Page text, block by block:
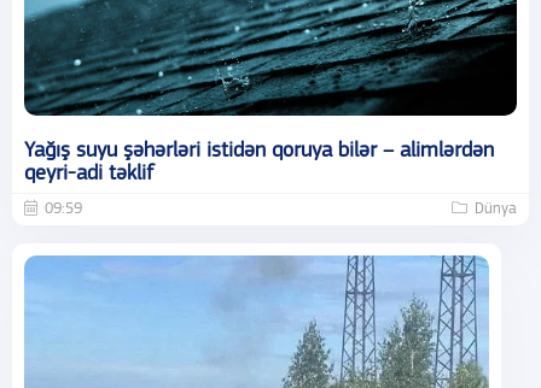
Yağış suyu şəhərləri istidən qoruya bilər – alimlərdən
qeyri-adi təklif
09:59 Dünya